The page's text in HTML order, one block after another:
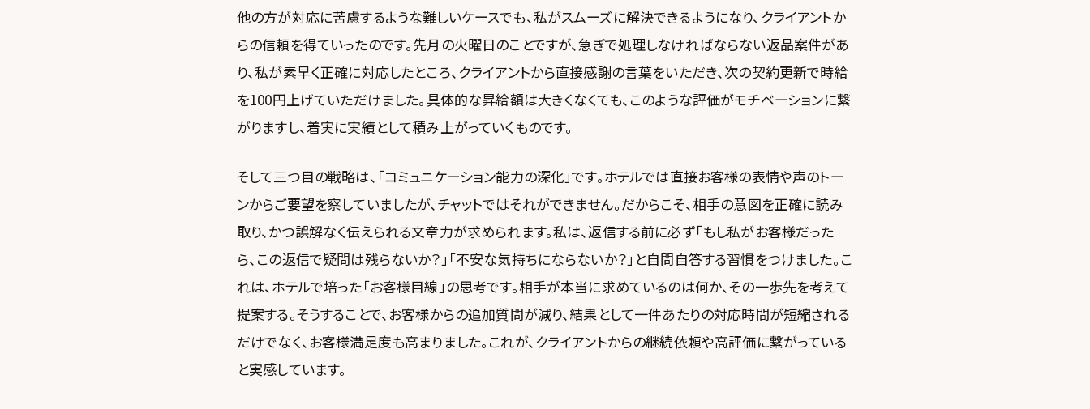
他の方が対応に苦慮するような難しいケースでも、私がスムーズに解決できるようになり、クライアントか
らの信頼を得ていったのです。先月の火曜日のことですが、急ぎで処理しなければならない返品案件があ
り、私が素早く正確に対応したところ、クライアントから直接感謝の言葉をいただき、次の契約更新で時給
を100円上げていただけました。具体的な昇給額は大きくなくても、このような評価がモチベーションに繋
がりますし、着実に実績として積み上がっていくものです。
そして三つ目の戦略は、「コミュニケーション能力の深化」です。ホテルでは直接お客様の表情や声のトー
ンからご要望を察していましたが、チャットではそれができません。だからこそ、相手の意図を正確に読み
取り、かつ誤解なく伝えられる文章力が求められます。私は、返信する前に必ず「もし私がお客様だった
ら、この返信で疑問は残らないか？」「不安な気持ちにならないか？」と自問自答する習慣をつけました。こ
れは、ホテルで培った「お客様目線」の思考です。相手が本当に求めているのは何か、その一歩先を考えて
提案する。そうすることで、お客様からの追加質問が減り、結果として一件あたりの対応時間が短縮される
だけでなく、お客様満足度も高まりました。これが、クライアントからの継続依頼や高評価に繋がっている
と実感しています。